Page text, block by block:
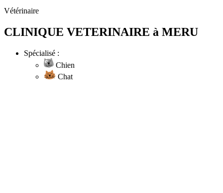
Vétérinaire
CLINIQUE VETERINAIRE à MERU
Spécialisé :
Chien
Chat